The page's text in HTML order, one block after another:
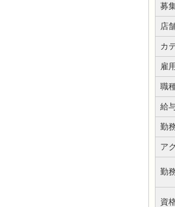
募
店
カ
雇
職
給
勤
ア
勤
資